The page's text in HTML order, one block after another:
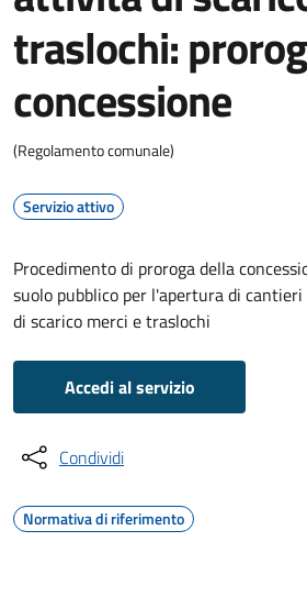
traslochi:
concessione
(Regolamento comunale)
Servizio attivo
Procedimento di proroga della
suolo pubblico per l'apertura di
di scarico merci e traslochi
Accedi al servizio
Condividi
Normativa di riferimento